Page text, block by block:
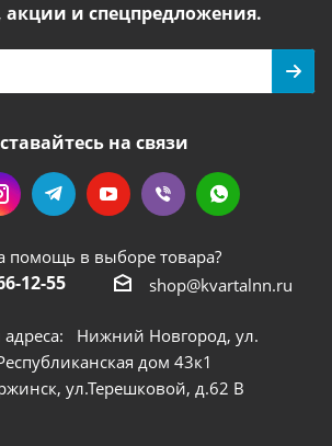
и спецпредложения.
на связи
помощь в выборе товара?
12-55 shop@kvartalnn.ru
Нижний Новгород, ул.
дом 43к1
ул.Терешковой, д.62 В